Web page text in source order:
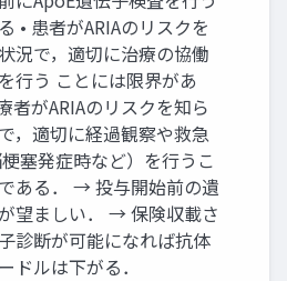
• 患者がARIAのリスクを
況で，適切に治療の協働
行う ことには限界があ
者がARIAのリスクを知ら
，適切に経過観察や救急
塞発症時など）を行うこ
ある． → 投与開始前の遺
望ましい． → 保険収載さ
診断が可能になれば抗体
ドルは下がる．